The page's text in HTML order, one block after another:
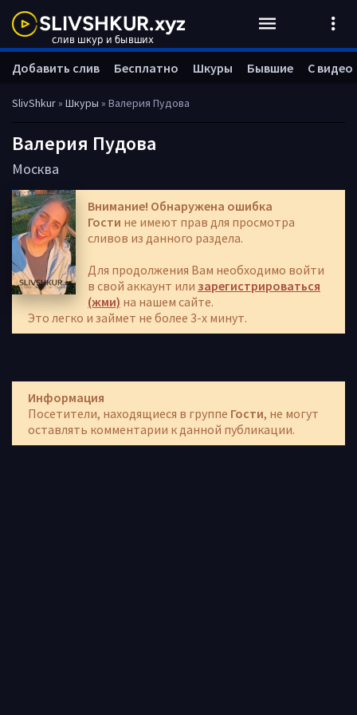
SlivShkur» Шкуры » Валерия Пудова
Валерия Пудова
Москва
Внимание! Обнаружена ошибка
Гости не имеют прав для просмотра
сливов из данного раздела.
Для продолжения Вам необходимо войти
в свой аккаунт или зарегистрироваться
(жми) на нашем сайте.
Это легко и займет не более 3-х минут.
Информация
Посетители, находящиеся в группе Гости, не могут
оставлять комментарии к данной публикации.
Добавить слив Бесплатно Шкуры Бывшие С видео